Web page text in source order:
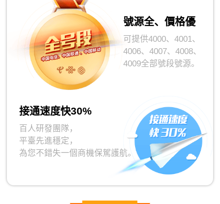
號源全、價格優
可提供4000、4001、
4006、4007、4008、
4009全部號段號源。
接通速度快30%
百人研發團隊，
平臺先進穩定，
為您不錯失一個商機保駕護航。